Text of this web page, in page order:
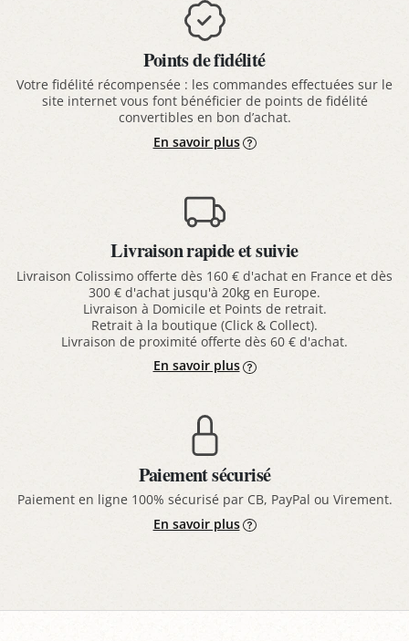
Points de fidélité
Votre fidélité récompensée : les commandes effectuées sur le
site internet vous font bénéficier de points de fidélité
convertibles en bon d’achat.
En savoir plus
Livraison rapide et suivie
Livraison Colissimo offerte dès 160 € d'achat en France et dès
300 € d'achat jusqu'à 20kg en Europe.
Livraison à Domicile et Points de retrait.
Retrait à la boutique (Click & Collect).
Livraison de proximité offerte dès 60 € d'achat.
En savoir plus
Paiement sécurisé
Paiement en ligne 100% sécurisé par CB, PayPal ou Virement.
En savoir plus